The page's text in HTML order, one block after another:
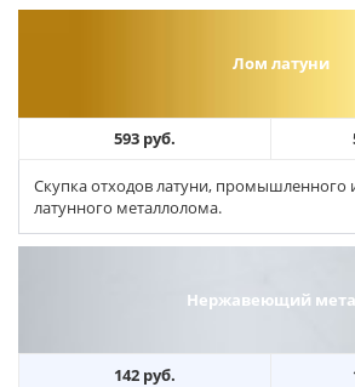
Лом латуни
593 руб.
Скупка отходов латуни, промышленного
латунного металлолома.
Нержавеющий
142 руб.